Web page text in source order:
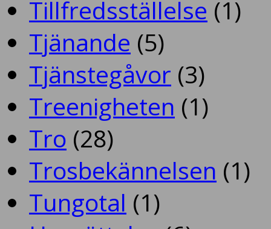
Tillfredsställelse (1)
Tjänande (5)
Tjänstegåvor (3)
Treenigheten (1)
Tro (28)
Trosbekännelsen (1)
Tungotal (1)